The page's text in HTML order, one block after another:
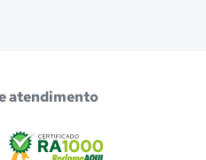
atendimento